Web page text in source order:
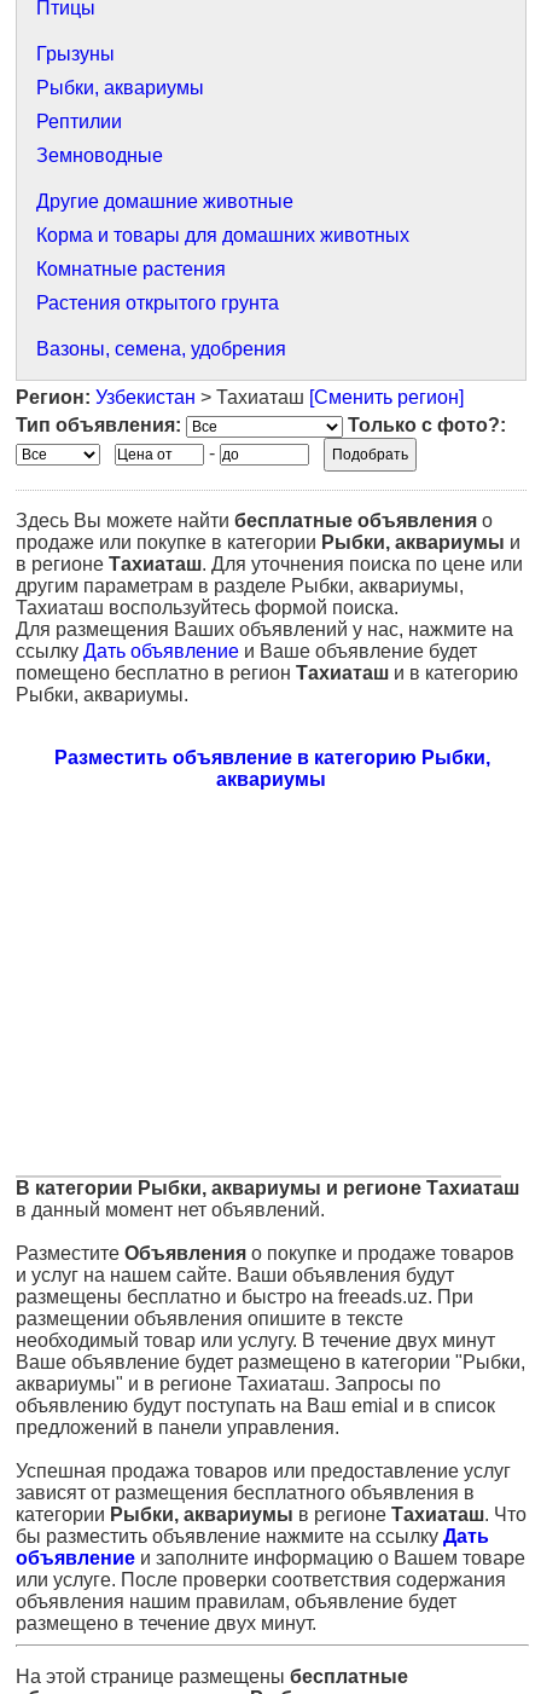
Птицы
Грызуны
Рыбки, аквариумы
Рептилии
Земноводные
Другие домашние животные
Корма и товары для домашних животных
Комнатные растения
Растения открытого грунта
Вазоны, семена, удобрения
Регион: Узбекистан > Тахиаташ [Сменить регион]
Тип объявления:
Только с фото?:
-
Здесь Вы можете найти бесплатные объявления о
продаже или покупке в категории Рыбки, аквариумы и
в регионе Тахиаташ. Для уточнения поиска по цене или
другим параметрам в разделе Рыбки, аквариумы,
Тахиаташ воспользуйтесь формой поиска.
Для размещения Ваших объявлений у нас, нажмите на
ссылку Дать объявление и Ваше объявление будет
помещено бесплатно в регион Тахиаташ и в категорию
Рыбки, аквариумы.
Разместить объявление в категорию Рыбки,
аквариумы
В категории Рыбки, аквариумы и регионе Тахиаташ
в данный момент нет объявлений.
Разместите Объявления о покупке и продаже товаров
и услуг на нашем сайте. Ваши объявления будут
размещены бесплатно и быстро на freeads.uz. При
размещении объявления опишите в тексте
необходимый товар или услугу. В течение двух минут
Ваше объявление будет размещено в категории "Рыбки,
аквариумы" и в регионе Тахиаташ. Запросы по
объявлению будут поступать на Ваш emial и в список
предложений в панели управления.
Успешная продажа товаров или предоставление услуг
зависят от размещения бесплатного объявления в
категории Рыбки, аквариумы в регионе Тахиаташ. Что
бы разместить объявление нажмите на ссылку Дать
объявление и заполните информацию о Вашем товаре
или услуге. После проверки соответствия содержания
объявления нашим правилам, объявление будет
размещено в течение двух минут.
На этой странице размещены бесплатные